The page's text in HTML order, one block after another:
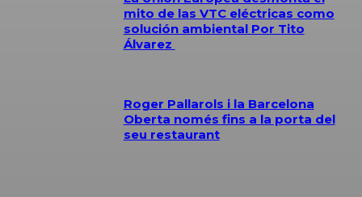
mito de las VTC eléctricas como
solución ambiental Por Tito
Álvarez
Roger Pallarols i la Barcelona
Oberta només fins a la porta del
seu restaurant